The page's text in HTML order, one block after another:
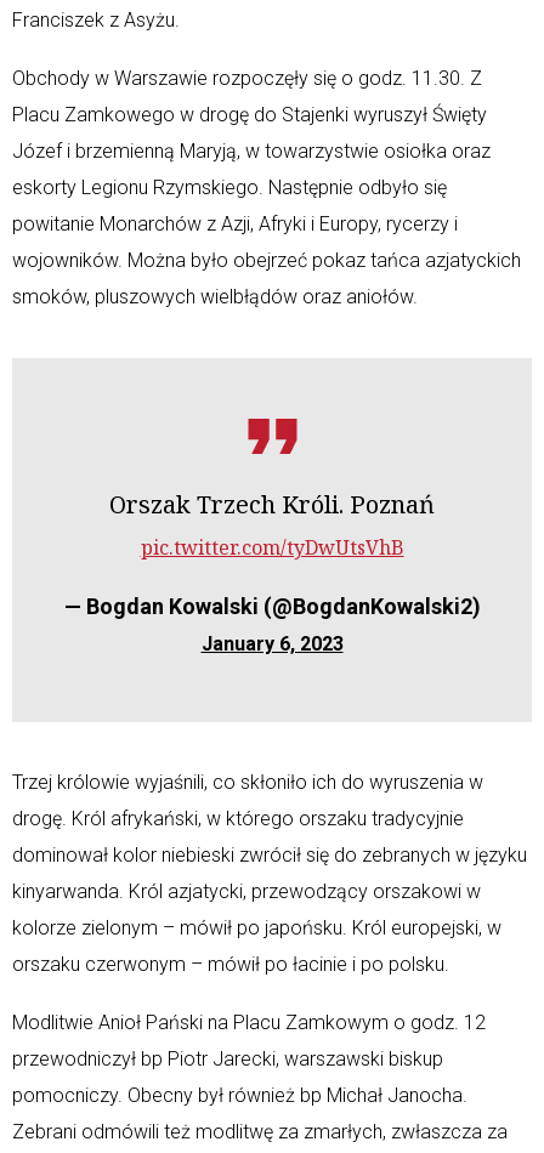
Franciszek z Asyżu.
Obchody w Warszawie rozpoczęły się o godz. 11.30. Z
Placu Zamkowego w drogę do Stajenki wyruszył Święty
Józef i brzemienną Maryją, w towarzystwie osiołka oraz
eskorty Legionu Rzymskiego. Następnie odbyło się
powitanie Monarchów z Azji, Afryki i Europy, rycerzy i
wojowników. Można było obejrzeć pokaz tańca azjatyckich
smoków, pluszowych wielbłądów oraz aniołów.
Orszak Trzech Króli. Poznań
pic.twitter.com/tyDwUtsVhB
— Bogdan Kowalski (@BogdanKowalski2)
January 6, 2023
Trzej królowie wyjaśnili, co skłoniło ich do wyruszenia w
drogę. Król afrykański, w którego orszaku tradycyjnie
dominował kolor niebieski zwrócił się do zebranych w języku
kinyarwanda. Król azjatycki, przewodzący orszakowi w
kolorze zielonym – mówił po japońsku. Król europejski, w
orszaku czerwonym – mówił po łacinie i po polsku.
Modlitwie Anioł Pański na Placu Zamkowym o godz. 12
przewodniczył bp Piotr Jarecki, warszawski biskup
pomocniczy. Obecny był również bp Michał Janocha.
Zebrani odmówili też modlitwę za zmarłych, zwłaszcza za